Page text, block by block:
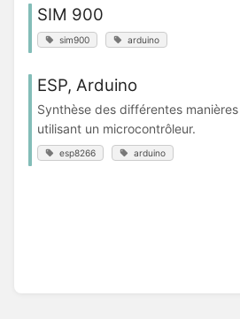
SIM 900
sim900 arduino
ESP, Arduino
Synthèse des différentes
utilisant un microcontrôleur.
esp8266 arduino